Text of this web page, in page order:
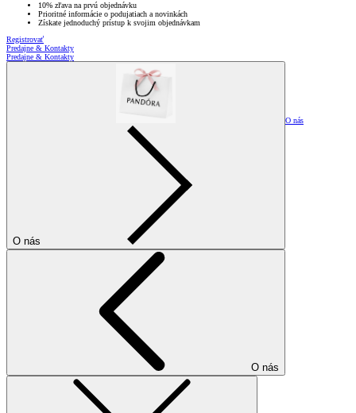
10% zľava na prvú objednávku
Prioritné informácie o podujatiach a novinkách
Získate jednoduchý prístup k svojim objednávkam
Registrovať
Predajne & Kontakty
Predajne & Kontakty
O nás
O nás
O nás